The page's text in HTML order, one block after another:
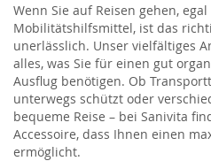
Wenn Sie auf Reisen gehen,
Mobilitätshilfsmittel, ist das
unerlässlich. Unser vielfältiges
alles, was Sie für einen gut
Ausflug benötigen. Ob
unterwegs schützt oder
bequeme Reise – bei Sanivita
Accessoire, dass Ihnen einen
ermöglicht.